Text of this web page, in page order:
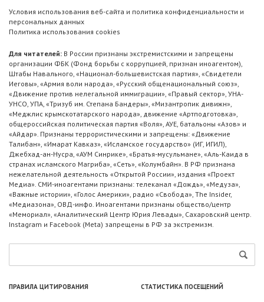
Условия использования веб-сайта и политика конфиденциальности и
персональных данных
Политика использования cookies
Для читателей: В России признаны экстремистскими и запрещены
организации ФБК (Фонд борьбы с коррупцией, признан иноагентом),
Штабы Навального, «Национал-большевистская партия», «Свидетели
Иеговы», «Армия воли народа», «Русский общенациональный союз»,
«Движение против нелегальной иммиграции», «Правый сектор», УНА-
УНСО, УПА, «Тризуб им. Степана Бандеры», «Мизантропик дивижн»,
«Меджлис крымскотатарского народа», движение «Артподготовка»,
общероссийская политическая партия «Воля», АУЕ, батальоны «Азов» и
«Айдар». Признаны террористическими и запрещены: «Движение
Талибан», «Имарат Кавказ», «Исламское государство» (ИГ, ИГИЛ),
Джебхад-ан-Нусра, «АУМ Синрике», «Братья-мусульмане», «Аль-Каида в
странах исламского Магриба», «Сеть», «Колумбайн». В РФ признана
нежелательной деятельность «Открытой России», издания «Проект
Медиа». СМИ-иноагентами признаны: телеканал «Дождь», «Медуза»,
«Важные истории», «Голос Америки», радио «Свобода», The Insider,
«Медиазона», ОВД-инфо. Иноагентами признаны общество/центр
«Мемориал», «Аналитический Центр Юрия Левады», Сахаровский центр.
Instagram и Facebook (Metа) запрещены в РФ за экстремизм.
ПРАВИЛА ЦИТИРОВАНИЯ СТАТИСТИКА ПОСЕЩЕНИЙ